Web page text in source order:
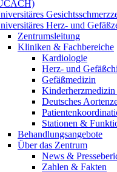
Herz- und
Zentrumsleitung
Kliniken & Fachbereiche
Kardiologie
Herz- und
Gefäßmedizin
Deutsches
Stationen &
Behandlungsangebote
Über das Zentrum
News &
Zahlen & Fakten